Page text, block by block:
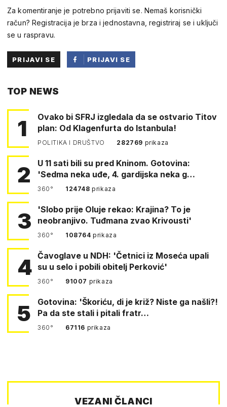
Za komentiranje je potrebno prijaviti se. Nemaš korisnički
račun? Registracija je brza i jednostavna, registriraj se i uključi
se u raspravu.
PRIJAVI SE
PRIJAVI SE
TOP NEWS
1
Ovako bi SFRJ izgledala da se ostvario Titov
plan: Od Klagenfurta do Istanbula!
POLITIKA I DRUŠTVO 282769 prikaza
2
U 11 sati bili su pred Kninom. Gotovina:
'Sedma neka uđe, 4. gardijska neka g…
360° 124748prikaza
3
'Slobo prije Oluje rekao: Krajina? To je
neobranjivo. Tuđmana zvao Krivousti'
360° 108764prikaza
4 Čavoglave u NDH: 'Četnici iz Moseća upali
su u selo i pobili obitelj Perković'
360° 91007 prikaza
5
Gotovina: 'Škoriću, di je križ? Niste ga našli?!
Pa da ste stali i pitali fratr…
360° 67116 prikaza
VEZANI ČLANCI